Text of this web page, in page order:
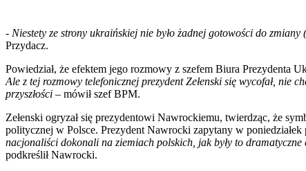
- Niestety ze strony ukraińskiej nie było żadnej gotowości do
Przydacz.
Powiedział, że efektem jego rozmowy z szefem Biura Prezydenta
Ale z tej rozmowy telefonicznej prezydent Zełenski się wycofał, nie
przyszłości – mówił szef BPM.
Zełenski ogryzał się prezydentowi Nawrockiemu, twierdząc, że
politycznej w Polsce. Prezydent Nawrocki zapytany w
nacjonaliści dokonali na ziemiach polskich, jak były to
podkreślił Nawrocki.